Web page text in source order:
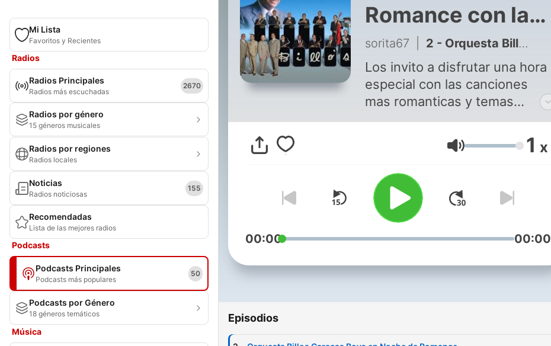
Mi Lista
Favoritos y Recientes
Radios
Radios Principales
Radios más escuchadas
2670
Radios por género
15 géneros musicales
Radios por regiones
Radios locales
Noticias
Radios noticiosas
155
Recomendadas
Lista de las mejores radios
Podcasts
Podcasts Principales
Podcasts más populares
50
Podcasts por Género
18 géneros temáticos
Música
Romance con la
Orquesta Billos
sorita67 2 - Orquesta Billos Caracas Boys en Noche de Romance
Los invito a disfrutar una hora
especial con las canciones
mas romanticas y temas
especiales con arreglos del
maestro Billo Frómeta Puedes
disfrutar de este programa y
de música romántica en
Soritaradio1.blogspot.com O
descarga nuestra aplicación
Soritaradio Somos SoritaRadio
La radio que es para tì The
Volumen 1 x
00:00 00:00
Episodios